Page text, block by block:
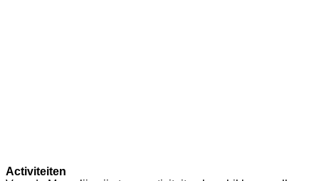
Activiteiten